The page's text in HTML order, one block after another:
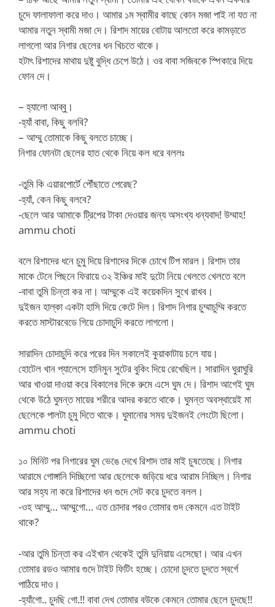
চুদে ফালাফালা করে দাও। আমার ১ম স্বামীর কাছে কোন মজা পাই না যত না
আমার নতুন স্বামী মজা দে। রিশাদ মায়ের বোটায় আলতো করে কামড়াতে
লাগলো আর নিগার ছেলের ধন খিচতে থাকে।
হটাৎ রিশাদের মাথায় দুষ্টু বুদ্ধি চেপে উঠে। ওর বাবা সজিবকে স্পিকারে দিয়ে
ফোন দে।
– হ্যালো আব্বু।
-হ্যাঁ বাবা, কিছু বলবি?
– আম্মু তোমাকে কিছু বলতে চাচ্ছে।
নিগার ফোনটা ছেলের হাত থেকে নিয়ে কল ধরে বললঃ
-তুমি কি এয়ারপোর্টে পৌঁছাতে পেরেছ?
-হ্যাঁ, কেন কিছু বলবে?
-ছেলে আর আমাকে ট্রিপের টাকা দেওয়ার জন্য অসংখ্য ধন্যবাদ! উম্মাহ!
ammu choti
বলে রিশাদের ধনে চুমু দিয়ে রিশাদের দিকে চোখে টিপ মারল। রিশাদ তার
মাকে টেনে পিছনে ফিরায়ে ৩২ ইঞ্চির মাই দুটো নিয়ে খেলতে খেলতে বলে
-বাবা তুমি চিন্তা কর না। আম্মুকে এই কয়েকদিন সুখে রাখব।
দুইজন হাল্কা একটা হাসি দিয়ে কেটে দিল। রিশাদ নিগার চুম্মাচুম্মি করতে
করতে মাস্টারবেডে গিয়ে চোদাচুদি করতে লাগলো।
সারাদিন চোদাচুদি করে পরের দিন সকালেই কুয়াকাটায় চলে যায়।
হোটেল খান প্যালেসে হানিমুন সুটের বুকিং দিয়ে রেখেছিল। সারাদিন ঘুরাঘুরি
আর খাওয়া দাওয়া করে বিকালের দিকে রুমে এসে ঘুম দে। রিশাদ আগেই ঘুম
থেকে উঠে ঘুমন্ত মায়ের শরীরে আদর করতে থাকে। ঘুমন্ত অবস্থায়েই মা
ছেলেকে পালটা চুমু দিতে থাকে। ঘুমানোর সময় দুইজনই লেংটো ছিলো।
ammu choti
১০ মিনিট পর নিগারের ঘুম ভেঙে দেখে রিশাদ তার মাই চুষতেছে। নিগার
আরামে গোঙ্গানি দিচ্ছিলো আর ছেলেকে জড়িয়ে ধরে আরাম নিচ্ছিল। নিগার
আর সহ্য না করে রিশাদের ধন গুদে সেট করে চুদতে বলল।
-ওহ আম্মু… আম্মুগো… এত চোদার পরও তোমার গুদ কেমনে এত টাইট
থাকে?
-আর তুমি চিন্তা কর এইখান থেকেই তুমি দুনিয়ায় এসেছো। আর এখন
তোমার রডও আমার গুদে টাইট ফিটিং হচ্ছে। চোদো চুদতে চুদতে স্বর্গে
পাঠিয়ে দাও।
-হ্যাঁগো.. চুদছি গো.!! বাবা দেখ তোমার বউকে কেমনে তোমার ছেলে চুদছে!!